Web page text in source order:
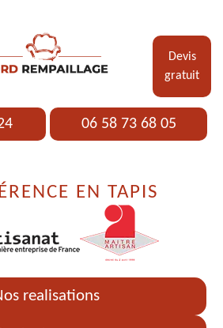
Devis
gratuit
06 58 73 68 05
EN TAPIS
realisations